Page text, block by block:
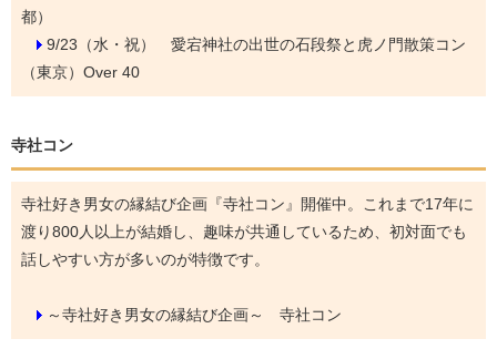
都）
9/23（水・祝） 愛宕神社の出世の石段祭と虎ノ門散策コン
（東京）Over 40
寺社コン
寺社好き男女の縁結び企画『寺社コン』開催中。これまで17年に
渡り800人以上が結婚し、趣味が共通しているため、初対面でも
話しやすい方が多いのが特徴です。
～寺社好き男女の縁結び企画～ 寺社コン